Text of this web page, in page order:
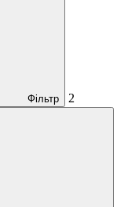
Фільтр 2